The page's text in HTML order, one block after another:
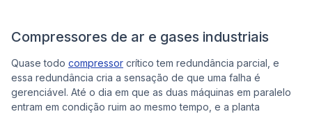
Compressores de ar e gases industriais
Quase todo compressor crítico tem redundância parcial, e
essa redundância cria a sensação de que uma falha é
gerenciável. Até o dia em que as duas máquinas em paralelo
entram em condição ruim ao mesmo tempo, e a planta